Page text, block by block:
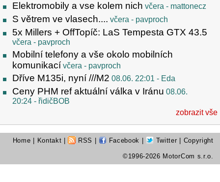
Elektromobily a vse kolem nich včera - mattonecz
S větrem ve vlasech.... včera - pavproch
5x Millers + OffTopíč: LaS Tempesta GTX 43.5
včera - pavproch
Mobilní telefony a vše okolo mobilních
komunikací včera - pavproch
Dříve M135i, nyní ///M2 08.06. 22:01 - Eda
Ceny PHM ref aktuální válka v Iránu 08.06.
20:24 - řidičBOB
zobrazit vše
Home Kontakt RSS Facebook Twitter | Copyright
©1996-2026 MotorCom s.r.o.